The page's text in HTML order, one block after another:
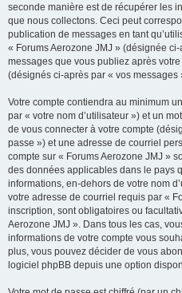
seconde manière est de récupérer les
que nous collectons. Ceci peut
publication de messages en tant
« Forums Aerozone JMJ » (désignée
messages que vous publiez après
(désignés ci-après par « vos messages
Votre compte contiendra au minimum
par « votre nom d’utilisateur ») et un
de vous connecter à votre compte
passe ») et une adresse de courriel
compte sur « Forums Aerozone JMJ »
des données applicables dans le pays
informations, en-dehors de votre nom
votre adresse de courriel requis par «
inscription, sont obligatoires ou
Aerozone JMJ ». Dans tous les cas,
informations de votre compte vous
plus, vous pouvez décider de vous
logiciel phpBB depuis une option